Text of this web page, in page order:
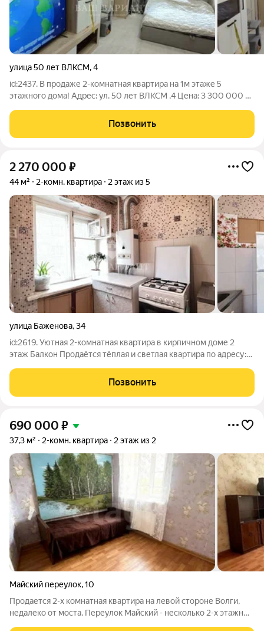
улица 50 лет ВЛКСМ,4
id:2437. В продаже 2-комнатная квартира на 1м этаже 5
этажного дома! Адрес: ул. 50 лет ВЛКСМ ,4 Цена: 3 300 000 Р
дома. Общей площадью 46, м2! Кухня 6.2 м2 Комната 17.2 м2. и
11.7 м2. В
Позвонить
2 270 000 ₽
44 м² 2-комн. квартира 2 этаж из 5
улица Баженова,34
id:2619. Уютная 2-комнатная квартира в кирпичном доме 2
этаж Балкон Продаётся тёплая и светлая квартира по адресу:
проживания или сдачи в аренду! Преимущества квартиры:Позвонить
690 000 ₽
37,3 м² 2-комн. квартира 2 этаж из 2
Майский переулок,10
Продается 2-х комнатная квартира на левой стороне Волги,
недалеко от моста. Переулок Майский - несколько 2-х этажных